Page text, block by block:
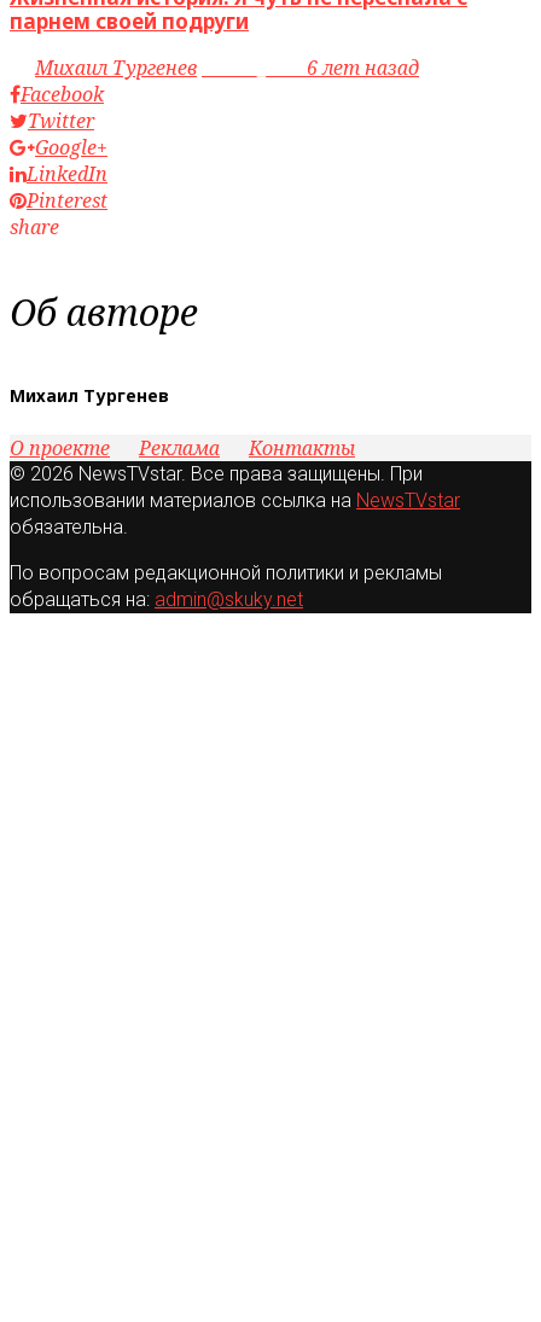
парнем своей подруги
byМихаил Тургенев
6 лет назад
Facebook
Twitter
Google+
LinkedIn
Pinterest
share
Об авторе
Михаил Тургенев
О проекте Реклама Контакты
© 2026 NewsTVstar. Все права защищены. При
использовании материалов ссылка на NewsTVstar
обязательна.
По вопросам редакционной политики и рекламы
обращаться на: admin@skuky.net